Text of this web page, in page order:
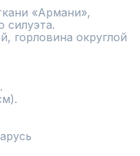
«Армани»,
силуэта.
горловина округлой